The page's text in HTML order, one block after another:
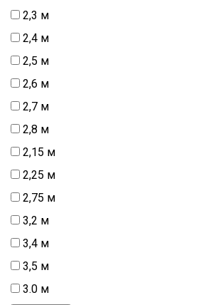
2,3 м
2,4 м
2,5 м
2,6 м
2,7 м
2,8 м
2,15 м
2,25 м
2,75 м
3,2 м
3,4 м
3,5 м
3.0 м